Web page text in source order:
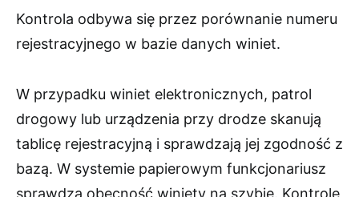
Kontrola odbywa się przez porównanie numeru
rejestracyjnego w bazie danych winiet.
W przypadku winiet elektronicznych, patrol
drogowy lub urządzenia przy drodze skanują
tablicę rejestracyjną i sprawdzają jej zgodność z
bazą. W systemie papierowym funkcjonariusz
sprawdza obecność winiety na szybie. Kontrole